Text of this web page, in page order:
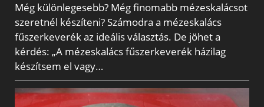
Még különlegesebb? Még finomabb mézeskalácsot
szeretnél készíteni? Számodra a mézeskalács
fűszerkeverék az ideális választás. De jöhet a
kérdés: „A mézeskalács fűszerkeverék házilag
készítsem el vagy…